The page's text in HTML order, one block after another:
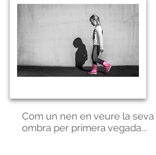
Com un nen en veure la seva
ombra per primera vegada...